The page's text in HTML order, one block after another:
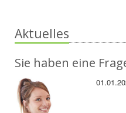
Aktuelles
Sie haben eine